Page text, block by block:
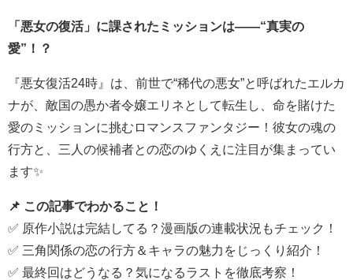
「悪女の復活」に課されたミッションは――“真実の
愛”！？
『悪女復活24時』は、前世で“稀代の悪女”と呼ばれたエルカ
ナが、敵国の愚か者令嬢エリネとして転生し、命を賭けた
愛のミッションに挑むロマンスファンタジー！彼女の魂の
行方と、三人の候補者との恋のゆくえに注目が集まってい
ます✨
📌 この記事でわかること！
✅ 原作小説は完結してる？漫画版の連載状況もチェック！
✅ 三角関係の恋の行方＆キャラの魅力をじっくり紹介！
✅ 最終回はどうなる？気になるラストを徹底考察！